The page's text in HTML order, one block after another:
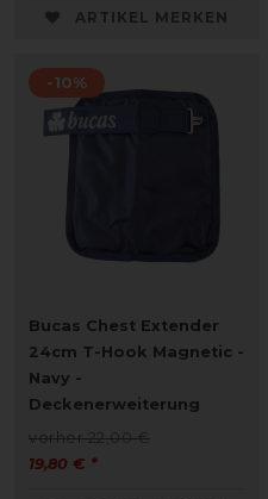
ARTIKEL MERKEN
-10%
Bucas Chest Extender
24cm T-Hook Magnetic -
Navy -
Deckenerweiterung
vorher 22,00 €
19,80 € *